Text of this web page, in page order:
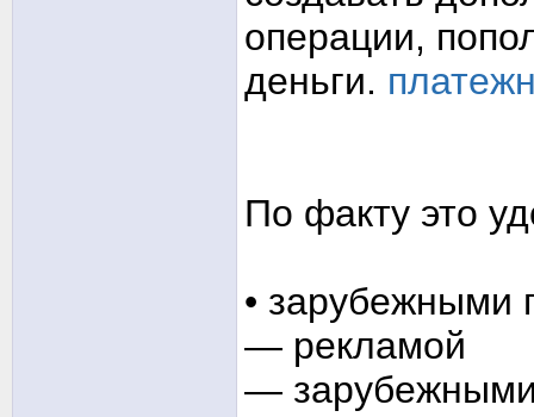
операции,
деньги.
По факту это
• зарубежными
— рекламой
—